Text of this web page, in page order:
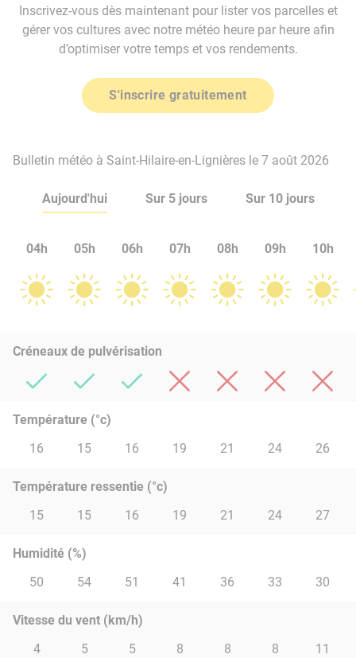
Inscrivez-vous dès maintenant pour lister vos parcelles et
gérer vos cultures avec notre météo heure par heure afin
d’optimiser votre temps et vos rendements.
S'inscrire gratuitement
Bulletin météo à Saint-Hilaire-en-Lignières le 7 août 2026
Aujourd'hui Sur 5 jours Sur 10 jours
04h 05h 06h 07h 08h 09h 10h
Créneaux de pulvérisation
Température (°c)
16
15 16 19 21 24 26
Température ressentie (°c)
15
15 16 19 21 24 27
Humidité (%)
50
54 51 41 36 33 30
Vitesse du vent (km/h)
4
5 5 8 8 8 11